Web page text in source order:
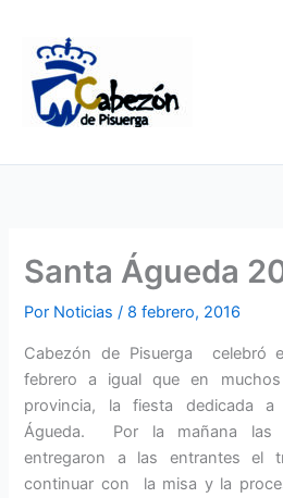
contenido
Santa Águeda
Por Noticias/ 8 febrero, 2016
Cabezón de Pisuerga celebró
febrero a igual que en
provincia, la fiesta dedicada
Águeda. Por la mañana las
entregaron a las entrantes el
continuar con la misa y la